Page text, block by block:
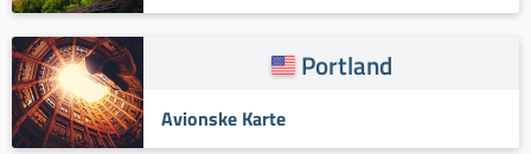
Portland
Avionske Karte